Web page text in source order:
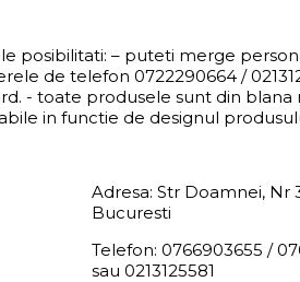
posibilitati: – puteti merge
de telefon 0722290664 /
- toate produsele sunt din
in functie de designul
Adresa: Str Doamnei, Nr
Bucuresti
Telefon: 0766903655 /
sau 0213125581